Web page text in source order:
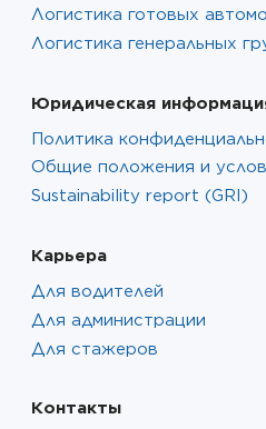
Логистика готовых
Логистика генеральных
Юридическая
Политика
Общие положения и
Sustainability report (GRI)
Карьера
Для водителей
Для администрации
Для стажеров
Контакты